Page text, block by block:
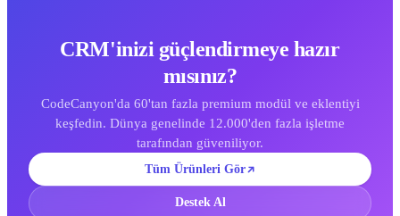
CRM'inizi güçlendirmeye hazır
mısınız?
CodeCanyon'da 60'tan fazla premium modül ve eklentiyi
keşfedin. Dünya genelinde 12.000'den fazla işletme
tarafından güveniliyor.
Tüm Ürünleri Gör
Destek Al